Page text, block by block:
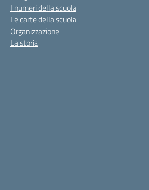
I numeri della scuola
Le carte della scuola
Organizzazione
La storia